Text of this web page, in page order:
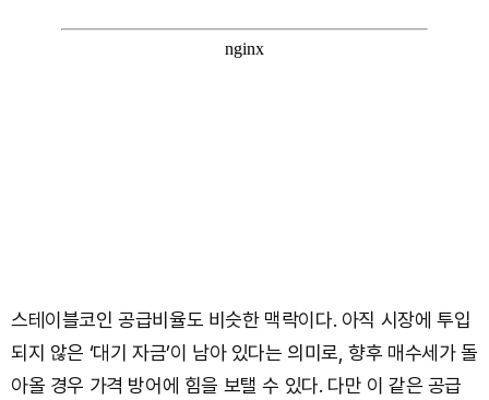
스테이블코인 공급비율도 비슷한 맥락이다. 아직 시장에 투입
되지 않은 ‘대기 자금’이 남아 있다는 의미로, 향후 매수세가 돌
아올 경우 가격 방어에 힘을 보탤 수 있다. 다만 이 같은 공급